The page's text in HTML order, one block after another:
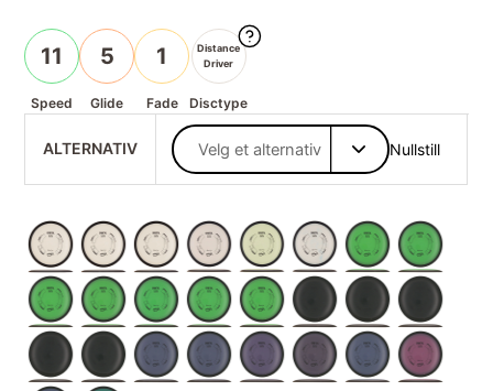
11
Speed
5
Glide
1
Fade
Distance
Driver
Disctype
ALTERNATIV Nullstill